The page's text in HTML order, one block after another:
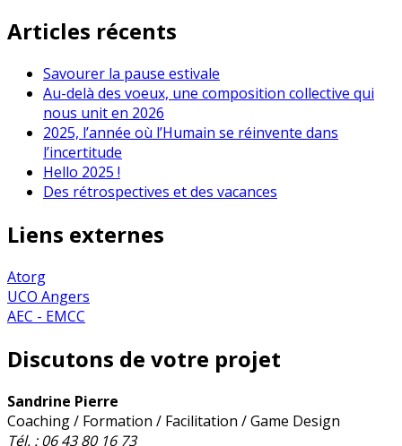
Articles récents
Savourer la pause estivale
Au-delà des voeux, une composition collective qui
nous unit en 2026
2025, l’année où l’Humain se réinvente dans
l’incertitude
Hello 2025 !
Des rétrospectives et des vacances
Liens externes
Atorg
UCO Angers
AEC - EMCC
Discutons de votre projet
Sandrine Pierre
Coaching / Formation / Facilitation / Game Design
Tél. : 06 43 80 16 73